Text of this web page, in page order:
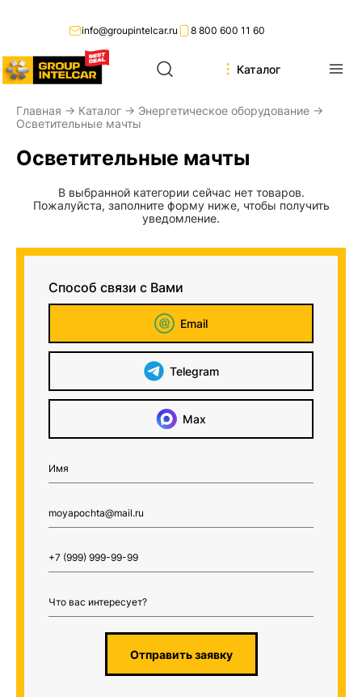
8 800 600 11 60
info@groupintelcar.ru
Каталог
Главная → Каталог → Энергетическое оборудование →
Осветительные мачты
Осветительные мачты
В выбранной категории сейчас нет товаров.
Пожалуйста, заполните форму ниже, чтобы получить
уведомление.
Способ связи с Вами
Email
Telegram
Max
Отправить заявку